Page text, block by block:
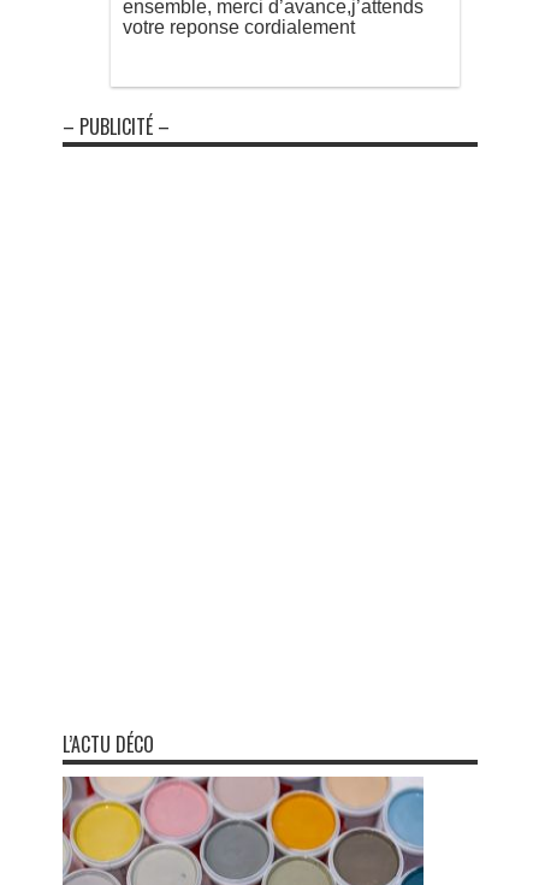
ensemble, merci d’avance,j’attends
votre reponse cordialement
– PUBLICITÉ –
L’ACTU DÉCO